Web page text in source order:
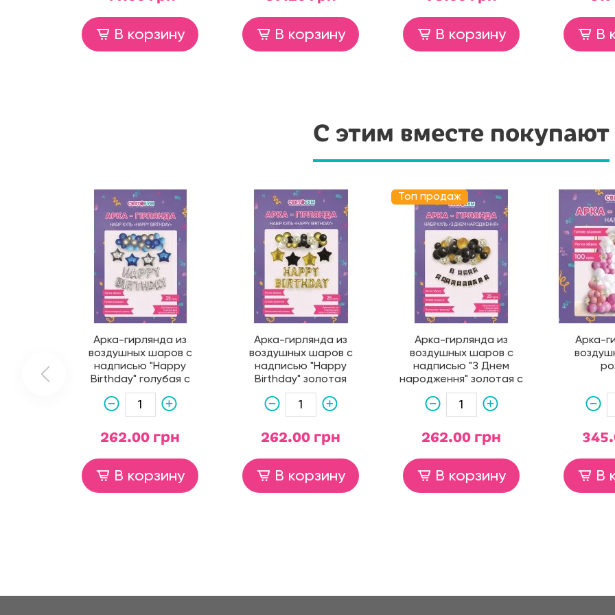
В корзину В корзину В корзину В
С этим вместе покупают
Арка-гирлянда из
воздушных шаров с
надписью "Happy
Birthday" голубая с
серебром
262.00 грн
В корзину
Арка-гирлянда из
воздушных шаров с
надписью "Happy
Birthday" золотая
262.00 грн
В корзину
Топ продаж
Арка-гирлянда из
воздушных шаров с
надписью "З Днем
народження" золотая с
черным
262.00 грн
В корзину
Арка-
В